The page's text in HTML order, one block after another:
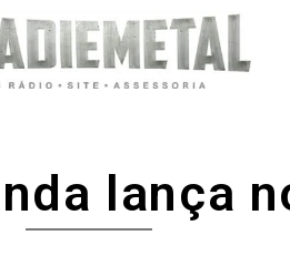
lança